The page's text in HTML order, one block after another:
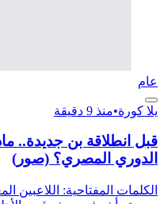
عام
يلا كورة•منذ 9 دقيقة
الدوري المصري؟ (صور)
الكلمات المفتاحية: اللاعبين